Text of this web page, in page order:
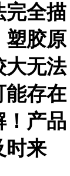
完全描
塑胶原
大无法
能存在
产品
时来